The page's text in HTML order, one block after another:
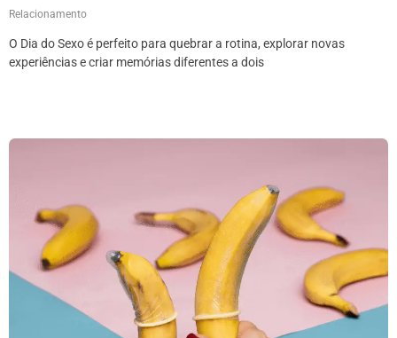
Relacionamento
O Dia do Sexo é perfeito para quebrar a rotina, explorar novas
experiências e criar memórias diferentes a dois